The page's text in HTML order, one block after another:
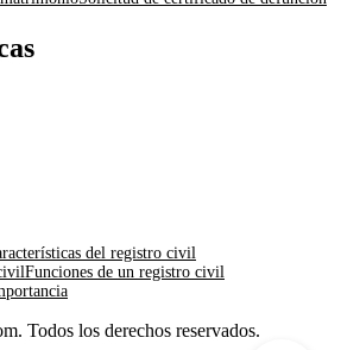
del registro civil
Funciones de un registro civil
Todos los derechos reservados.